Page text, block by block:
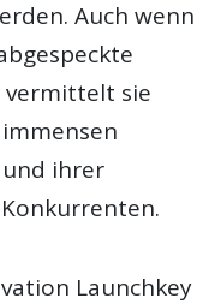
Auch wenn
vermittelt sie
ihrer
Launchkey